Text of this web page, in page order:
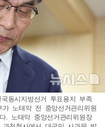
동시지방선거 투표용지 부족
노태악 전 중앙선거관리위원
. 노태악 중앙선거관리위원장